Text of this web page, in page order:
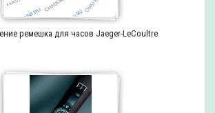
ремешка для часов Jaeger-LeCoultre